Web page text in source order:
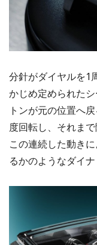
分針がダイヤルを1
かじめ定められた
トンが元の位置へ
度回転し、それま
この連続した動き
るかのようなダイ